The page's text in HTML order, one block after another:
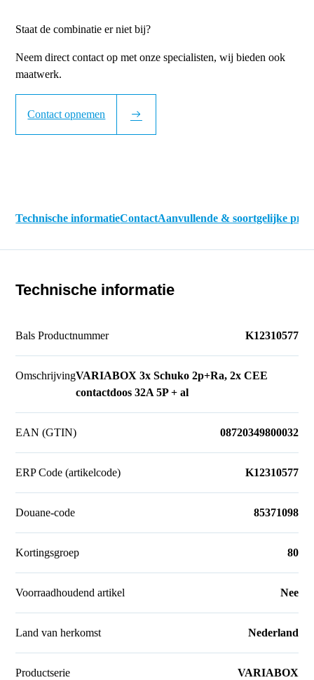
Staat de combinatie er niet bij?
Neem direct contact op met onze specialisten, wij bieden ook
maatwerk.
Contact opnemen
Technische informatieContactAanvullende & soortgelijke
Technische informatie
Bals Productnummer K12310577
OmschrijvingVARIABOX 3x Schuko 2p+Ra, 2x CEE
contactdoos 32A 5P + al
EAN (GTIN) 08720349800032
ERP Code (artikelcode) K12310577
Douane-code 85371098
Kortingsgroep 80
Voorraadhoudend artikel Nee
Land van herkomst Nederland
Productserie VARIABOX